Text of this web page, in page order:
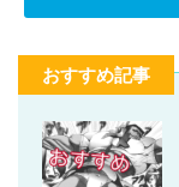
おすすめ記事